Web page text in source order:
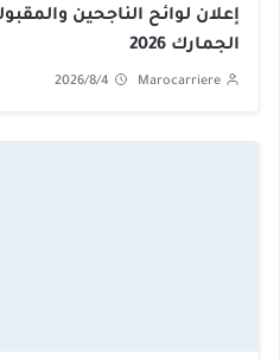
إعلان لوائح الناجحين
الجمارك 2026
Marocarriere
2026/8/4